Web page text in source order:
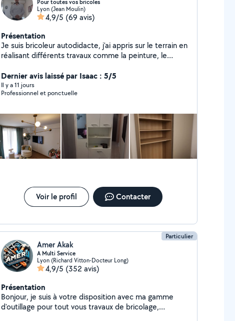
Pour toutes vos bricoles
Lyon (Jean Moulin)
4,9/5 (69 avis)
Présentation
Je suis bricoleur autodidacte, j'ai appris sur le terrain en
réalisant différents travaux comme la peinture, le
Je suis sérieux, débrouillard et j'aime le travail bien fait
Dernier avis laissé par Isaac : 5/5
Il y a 11 jours
Professionnel et ponctuelle
Voir le profil Contacter
Particulier
Amer Akak
A Multi Service
Lyon (Richard Vitton-Docteur Long)
4,9/5 (352 avis)
Présentation
Bonjour, je suis à votre disposition avec ma gamme
d'outillage pour tout vous travaux de bricolage,